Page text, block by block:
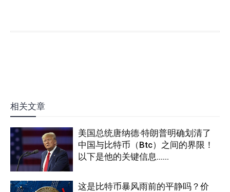
相关文章
美国总统唐纳德·特朗普明确划清了
中国与比特币（Btc）之间的界限！
以下是他的关键信息……
这是比特币暴风雨前的平静吗？价